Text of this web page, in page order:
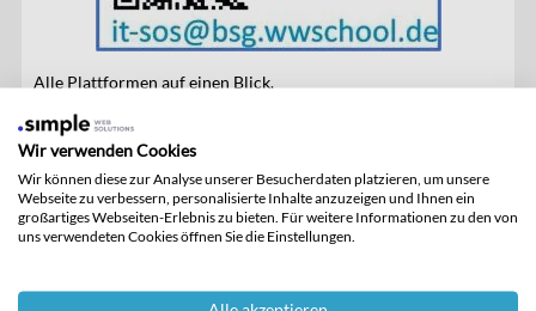
Alle Plattformen auf einen Blick.
Wir verwenden Cookies
Wir können diese zur Analyse unserer Besucherdaten platzieren, um unsere
Webseite zu verbessern, personalisierte Inhalte anzuzeigen und Ihnen ein
großartiges Webseiten-Erlebnis zu bieten. Für weitere Informationen zu den von
uns verwendeten Cookies öffnen Sie die Einstellungen.